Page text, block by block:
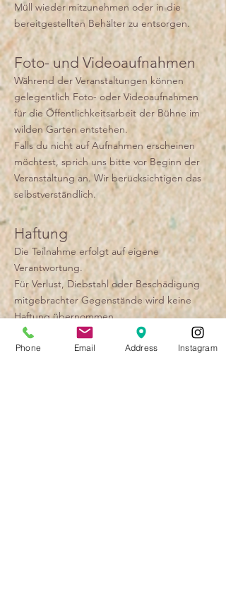
Müll wieder mitzunehmen oder in die
bereitgestellten Behälter zu entsorgen.
Foto- und Videoaufnahmen
Während der Veranstaltungen können
gelegentlich Foto- oder Videoaufnahmen
für die Öffentlichkeitsarbeit der Bühne im
wilden Garten entstehen.
Falls du nicht auf Aufnahmen erscheinen
möchtest, sprich uns bitte vor Beginn der
Veranstaltung an. Wir berücksichtigen das
selbstverständlich.
Haftung
Die Teilnahme erfolgt auf eigene
Verantwortung.
Für Verlust, Diebstahl oder Beschädigung
mitgebrachter Gegenstände wird keine
Haftung übernommen.
Die Veranstalterin haftet nicht für Personen-,
Sach- oder Vermögensschäden, die im
Phone Email Address Instagram